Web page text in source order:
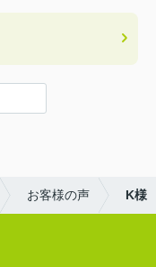
お客様の声 K様